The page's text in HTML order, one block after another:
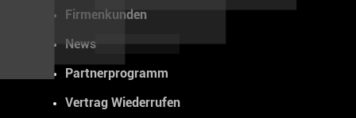
Firmenkunden
News
Partnerprogramm
Vertrag Wiederrufen